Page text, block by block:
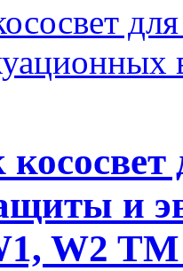
и
W2 TM